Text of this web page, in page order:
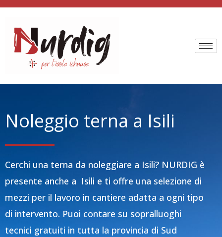
Vai
contenuto
Noleggio terna a Isili
Cerchi una terna da noleggiare a Isili? NURDIG è
presente anche a Isili e ti offre una selezione di
mezzi per il lavoro in cantiere adatta a ogni tipo
di intervento. Puoi contare su sopralluoghi
tecnici gratuiti in tutta la provincia di Sud